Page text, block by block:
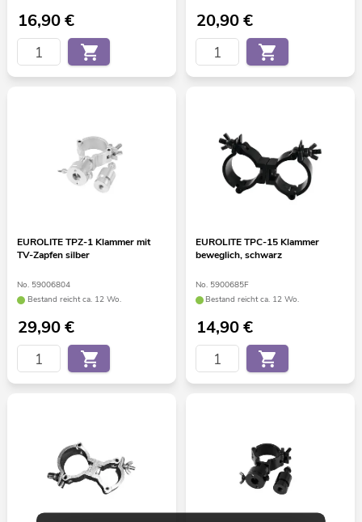
16,90€ 20,90€
EUROLITE TPZ-1 Klammer mit
TV-Zapfen silber
No. 59006804
Bestand reicht ca. 12 Wo.
29,90€
EUROLITE TPC-15 Klammer
beweglich, schwarz
No. 5900685F
Bestand reicht ca. 12 Wo.
14,90€